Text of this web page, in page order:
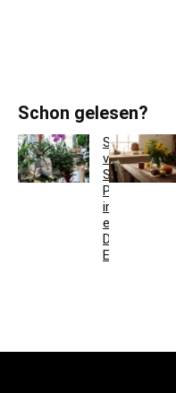
Schon gelesen?
So
verwandeln
Sie
Pflanzgefäße
in
einzigartige
Deko-
Elemente